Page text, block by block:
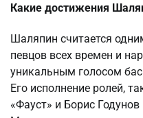
Какие достижения
Шаляпин считается
певцов всех времен и
уникальным голосом
Его исполнение ролей,
«Фауст» и Борис